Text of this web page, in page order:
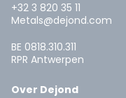
+32 3 820 35 11
Metals@dejond.com
BE 0818.310.311
RPR Antwerpen
Over Dejond